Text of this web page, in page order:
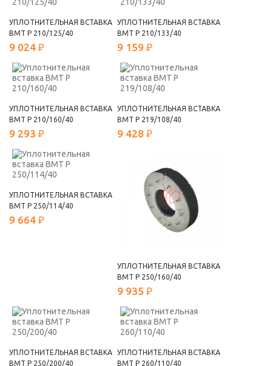
УПЛОТНИТЕЛЬНАЯ ВСТАВКА
ВМТ Р 210/125/40
9 024 ₽
УПЛОТНИТЕЛЬНАЯ ВСТАВКА
ВМТ Р 210/133/40
9 159 ₽
УПЛОТНИТЕЛЬНАЯ ВСТАВКА
ВМТ Р 210/160/40
9 293 ₽
УПЛОТНИТЕЛЬНАЯ ВСТАВКА
ВМТ Р 219/108/40
9 428 ₽
УПЛОТНИТЕЛЬНАЯ ВСТАВКА
ВМТ Р 250/114/40
9 664 ₽
УПЛОТНИТЕЛЬНАЯ ВСТАВКА
ВМТ Р 250/160/40
9 935 ₽
УПЛОТНИТЕЛЬНАЯ ВСТАВКА
ВМТ Р 250/200/40
УПЛОТНИТЕЛЬНАЯ ВСТАВКА
ВМТ Р 260/110/40